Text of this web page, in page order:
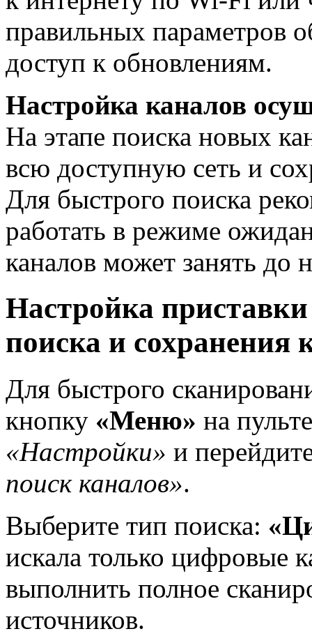
правильных параметров
доступ к обновлениям.
Настройка каналов
На этапе поиска новых
всю доступную сеть и
Для быстрого поиска
работать в режиме
каналов может занять до
Настройка
поиска и сохранения
Для быстрого
кнопку «Меню» на
«Настройки» и
поиск каналов».
Выберите тип поиска:
искала только цифровые
выполнить полное
источников.